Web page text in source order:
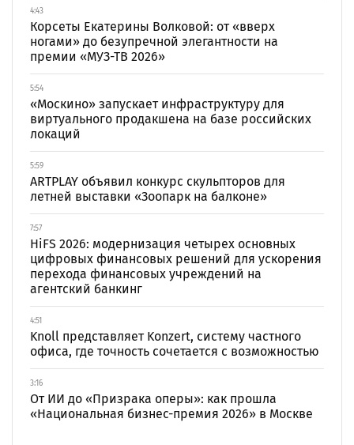
4:43
Корсеты Екатерины Волковой: от «вверх
ногами» до безупречной элегантности на
премии «МУЗ-ТВ 2026»
5:54
«Москино» запускает инфраструктуру для
виртуального продакшена на базе российских
локаций
5:59
ARTPLAY объявил конкурс скульпторов для
летней выставки «Зоопарк на балконе»
7:57
HiFS 2026: модернизация четырех основных
цифровых финансовых решений для ускорения
перехода финансовых учреждений на
агентский банкинг
4:51
Knoll представляет Konzert, систему частного
офиса, где точность сочетается с возможностью
3:16
От ИИ до «Призрака оперы»: как прошла
«Национальная бизнес-премия 2026» в Москве